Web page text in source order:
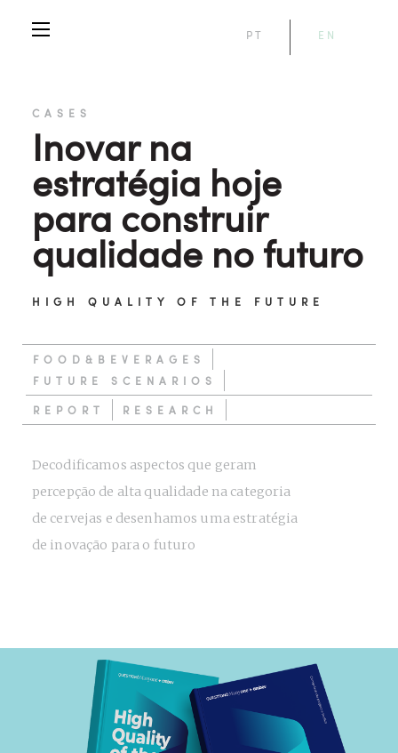
PT EN
CASES
Inovar na
estratégia hoje
para construir
qualidade no futuro
HIGH QUALITY OF THE FUTURE
FOOD&BEVERAGES
FUTURE SCENARIOS
REPORT RESEARCH
Decodificamos aspectos que geram
percepção de alta qualidade na categoria
de cervejas e desenhamos uma estratégia
de inovação para o futuro